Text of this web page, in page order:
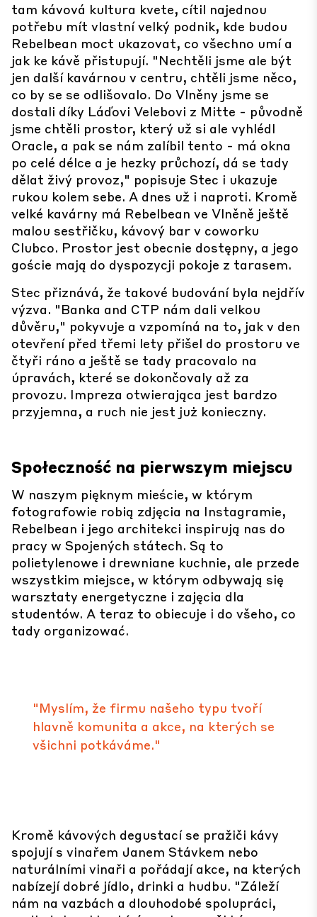
tam kávová kultura kvete, cítil najednou
potřebu mít vlastní velký podnik, kde budou
Rebelbean moct ukazovat, co všechno umí a
jak ke kávě přistupují. "Nechtěli jsme ale být
jen další kavárnou v centru, chtěli jsme něco,
co by se se odlišovalo. Do Vlněny jsme se
dostali díky Láďovi Velebovi z Mitte - původně
jsme chtěli prostor, který už si ale vyhlédl
Oracle, a pak se nám zalíbil tento - má okna
po celé délce a je hezky průchozí, dá se tady
dělat živý provoz," popisuje Stec i ukazuje
rukou kolem sebe. A dnes už i naproti. Kromě
velké kavárny má Rebelbean ve Vlněně ještě
malou sestřičku, kávový bar v coworku
Clubco. Prostor jest obecnie dostępny, a jego
goście mają do dyspozycji pokoje z tarasem.
Stec přiznává, že takové budování byla nejdřív
výzva. "Banka and CTP nám dali velkou
důvěru," pokyvuje a vzpomíná na to, jak v den
otevření před třemi lety přišel do prostoru ve
čtyři ráno a ještě se tady pracovalo na
úpravách, které se dokončovaly až za
provozu. Impreza otwierająca jest bardzo
przyjemna, a ruch nie jest już konieczny.
Społeczność na pierwszym miejscu
W naszym pięknym mieście, w którym
fotografowie robią zdjęcia na Instagramie,
Rebelbean i jego architekci inspirują nas do
pracy w Spojených státech. Są to
polietylenowe i drewniane kuchnie, ale przede
wszystkim miejsce, w którym odbywają się
warsztaty energetyczne i zajęcia dla
studentów. A teraz to obiecuje i do všeho, co
tady organizować.
"Myslím, že firmu našeho typu tvoří
hlavně komunita a akce, na kterých se
všichni potkáváme."
Kromě kávových degustací se pražiči kávy
spojují s vinařem Janem Stávkem nebo
naturálními vinaři a pořádají akce, na kterých
nabízejí dobré jídlo, drinki a hudbu. "Záleží
nám na vazbách a dlouhodobé spolupráci,